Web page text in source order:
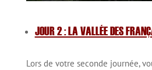
JOUR 2 : LA VALLÉE DES
Lors de votre seconde journée,